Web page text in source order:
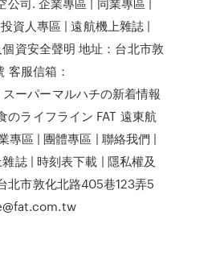
資人專區 | 遠航機上雜誌 |
資安全聲明 地址：台北市敦
客服信箱：
ーパーマルハチの新着情報
のライフライン FAT 遠東航
專區 | 團體專區 | 聯絡我們 |
誌 | 時刻表下載 | 隱私權及
北市敦化北路405巷123弄5